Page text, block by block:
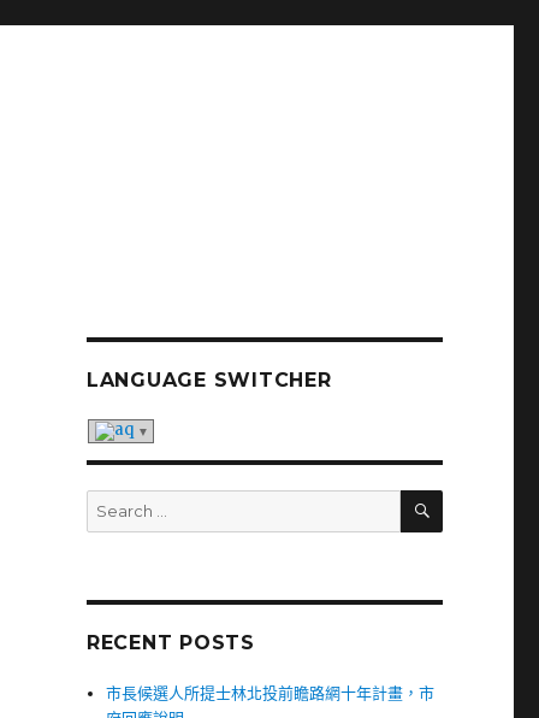
LANGUAGE SWITCHER
Search
for:
SEARCH
RECENT POSTS
市長候選人所提士林北投前瞻路網十年計畫，市